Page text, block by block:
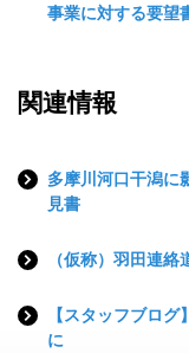
事業に対する要望
関連情報
多摩川河口干潟に
見書
（仮称）羽田連
【スタッフブロ
に